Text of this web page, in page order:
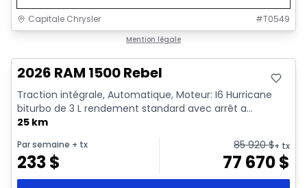
Capitale Chrysler #T0549
Mention légale
2026 RAM 1500 Rebel
Traction intégrale, Automatique, Moteur: I6 Hurricane
biturbo de 3 L rendement standard avec arrêt a...
25 km
Par semaine + tx
233$
85 920$+ tx
77 670$